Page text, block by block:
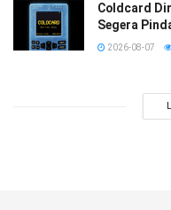
Coldcard
Segera
2026-08-07